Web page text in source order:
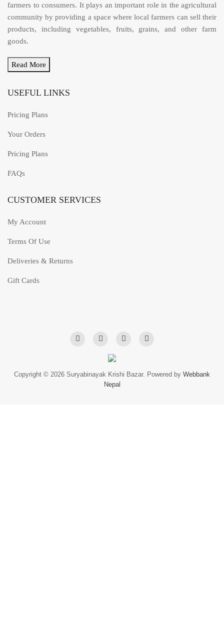
farmers to consumers. It plays an important role in the agricultural
community by providing a space where local farmers can sell their
products, including vegetables, fruits, grains, and other farm
goods.
Read More
USEFUL LINKS
Pricing Plans
Your Orders
Pricing Plans
FAQs
CUSTOMER SERVICES
My Account
Terms Of Use
Deliveries & Returns
Gift Cards
Copyright © 2026 Suryabinayak Krishi Bazar. Powered by Webbank
Nepal